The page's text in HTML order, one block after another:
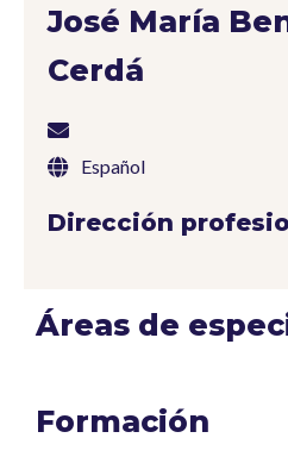
José María
Cerdá
Español
Dirección
Áreas de
Formación